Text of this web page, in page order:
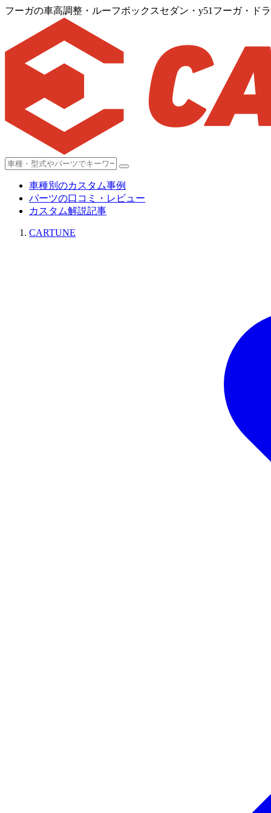
フーガの車高調整・ルーフボックスセダン・y51フーガ・ド
車種別のカスタム事例
パーツの口コミ・レビュー
カスタム解説記事
CARTUNE